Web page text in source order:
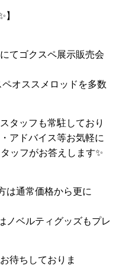
てゴクスペ展示販売会
オススメロッドを多数
タッフも常駐しており
アドバイス等お気軽に
ッフがお答えします✨
は通常価格から更に
ノベルティグッズもプレ
待ちしておりま